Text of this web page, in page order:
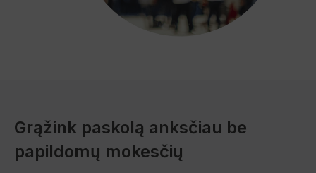
Grąžink paskolą anksčiau be
papildomų mokesčių